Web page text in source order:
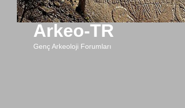
Arkeo-TR
Genç Arkeoloji Forumları